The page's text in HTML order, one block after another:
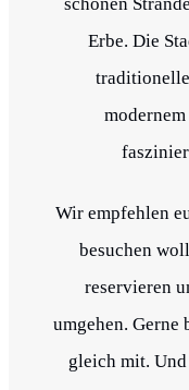
schönen
Erbe. Die
Wir empfehlen
besuchen
reservieren
umgehen.
gleich mit.